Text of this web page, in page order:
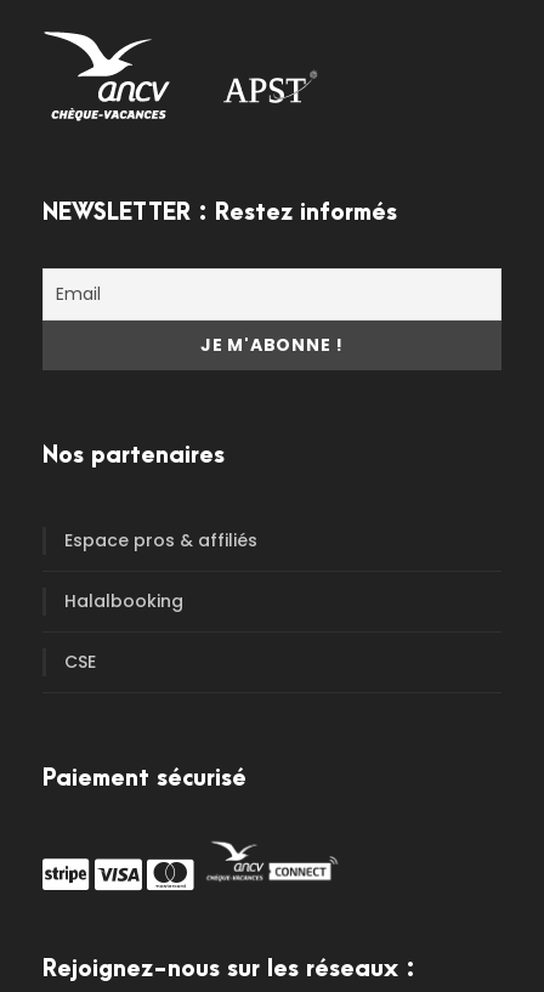
NEWSLETTER : Restez informés
Nos partenaires
Espace pros & affiliés
Halalbooking
CSE
Paiement sécurisé
Rejoignez-nous sur les réseaux :